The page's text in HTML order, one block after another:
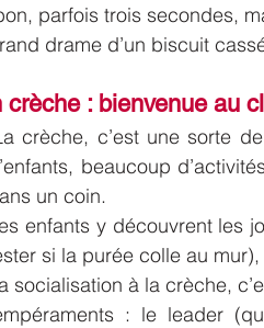
parfois trois secondes,
drame d’un biscuit
crèche : bienvenue au
crèche, c’est une sorte
beaucoup
un coin.
enfants y découvrent les
si la purée colle au
socialisation à la crèche,
: le leader